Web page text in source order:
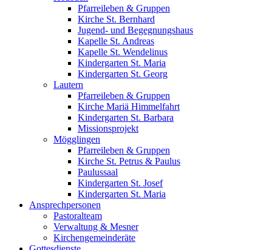
Pfarreileben & Gruppen
Kirche St. Bernhard
Jugend- und Begegnungshaus
Kapelle St. Andreas
Kapelle St. Wendelinus
Kindergarten St. Maria
Kindergarten St. Georg
Lautern
Pfarreileben & Gruppen
Kirche Mariä Himmelfahrt
Kindergarten St. Barbara
Missionsprojekt
Mögglingen
Pfarreileben & Gruppen
Kirche St. Petrus & Paulus
Paulussaal
Kindergarten St. Josef
Kindergarten St. Maria
Ansprechpersonen
Pastoralteam
Verwaltung & Mesner
Kirchengemeinderäte